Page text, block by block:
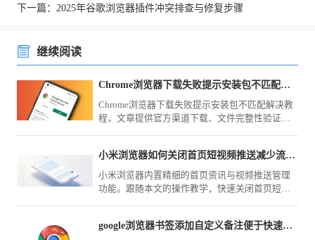
下一篇：2025年谷歌浏览器插件冲突排查与修复步骤
继续阅读
Chrome浏览器下载失败提示安装包不匹配如何解决
Chrome浏览器下载失败提示安装包不匹配解决教
程，文章提供官方渠道下载、文件完整性验证及
小米浏览器如何关闭首页短视频推送减少流量消耗
小米浏览器内置精细的首页资讯与视频推送管理
功能。跟随本文的操作教学，快速关闭首页短视
google浏览器书签添加自定义备注便于快速检索怎么弄